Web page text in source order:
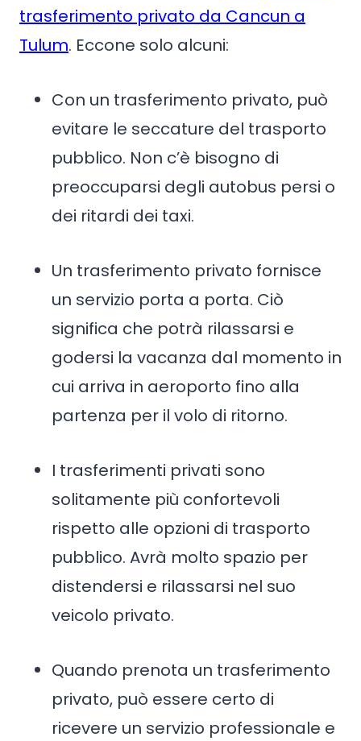
trasferimento privato da Cancun a
Tulum. Eccone solo alcuni:
Con un trasferimento privato, può
evitare le seccature del trasporto
pubblico. Non c’è bisogno di
preoccuparsi degli autobus persi o
dei ritardi dei taxi.
Un trasferimento privato fornisce
un servizio porta a porta. Ciò
significa che potrà rilassarsi e
godersi la vacanza dal momento in
cui arriva in aeroporto fino alla
partenza per il volo di ritorno.
I trasferimenti privati sono
solitamente più confortevoli
rispetto alle opzioni di trasporto
pubblico. Avrà molto spazio per
distendersi e rilassarsi nel suo
veicolo privato.
Quando prenota un trasferimento
privato, può essere certo di
ricevere un servizio professionale e